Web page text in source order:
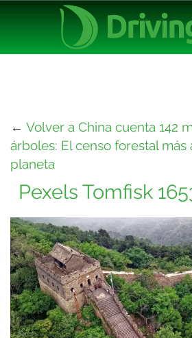
← Volver a China cuenta 142
árboles: El censo forestal
planeta
Pexels Tomfisk